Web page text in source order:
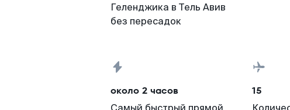
Геленджика в Тель Авив
без пересадок
около 2 часов 15